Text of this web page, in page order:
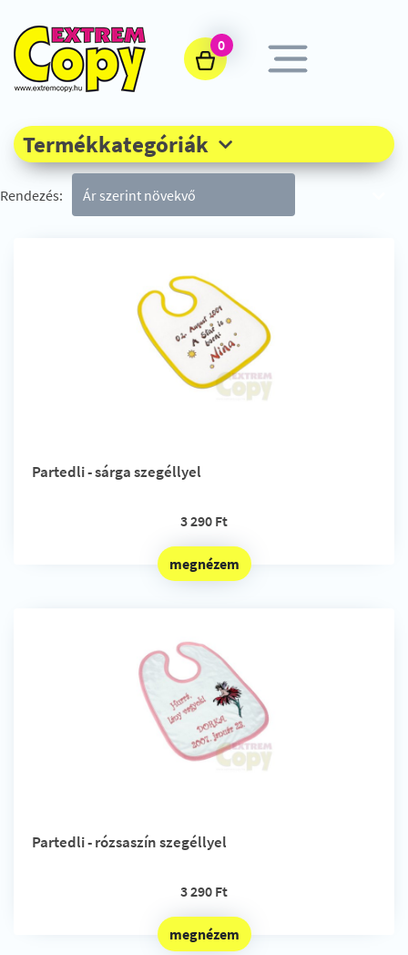
0
Termékkategóriák
Rendezés:
Partedli - sárga szegéllyel
3 290 Ft
megnézem
Partedli - rózsaszín szegéllyel
3 290 Ft
megnézem